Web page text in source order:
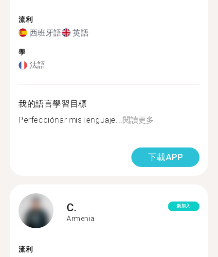
流利
西班牙語 英語
學
法語
我的語言學習目標
Perfecciónar mis lenguaje...閱讀更多
下載APP
C.
Armenia
新加入
流利